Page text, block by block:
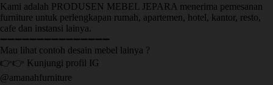
Kami adalah PRODUSEN MEBEL JEPARA menerima pemesanan
furniture untuk perlengkapan rumah, apartemen, hotel, kantor, resto,
cafe dan instansi lainya.
➖➖➖➖➖➖➖➖➖➖➖➖➖➖➖
Mau lihat contoh desain mebel lainya ?
👉👉 Kunjungi profil IG
@amanahfurniture